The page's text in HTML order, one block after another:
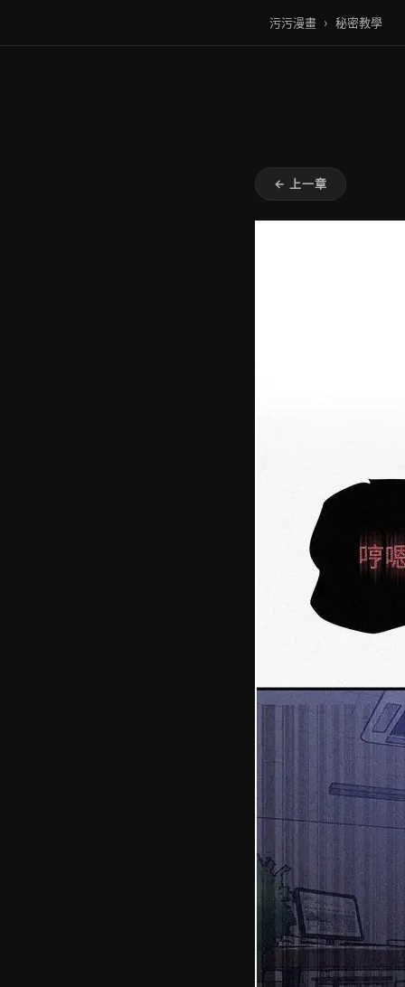
污污漫畫 › 秘密教學
← 上一章